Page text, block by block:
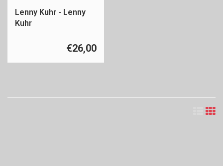
Lenny Kuhr - Lenny
Kuhr
€26,00